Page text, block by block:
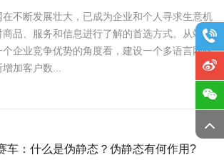
在不断发展壮大，已成为企业和个人寻求生意机
商品、服务和信息进行了解的首选方式。从站在
个企业竞争优势的角度看，建设一个多语言网站
加客户数...
车：什么是伪静态？伪静态有何作用?